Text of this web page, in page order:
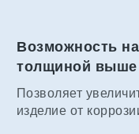
Возможность
толщиной выше
Позволяет
изделие от